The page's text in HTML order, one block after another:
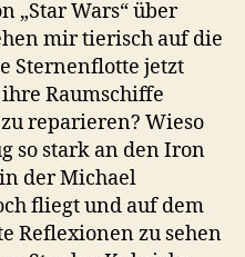
„Star Wars“ über
mir tierisch auf die
Sternenflotte jetzt
Raumschiffe
reparieren? Wieso
so stark an den Iron
der Michael
fliegt und auf dem
Reflexionen zu sehen